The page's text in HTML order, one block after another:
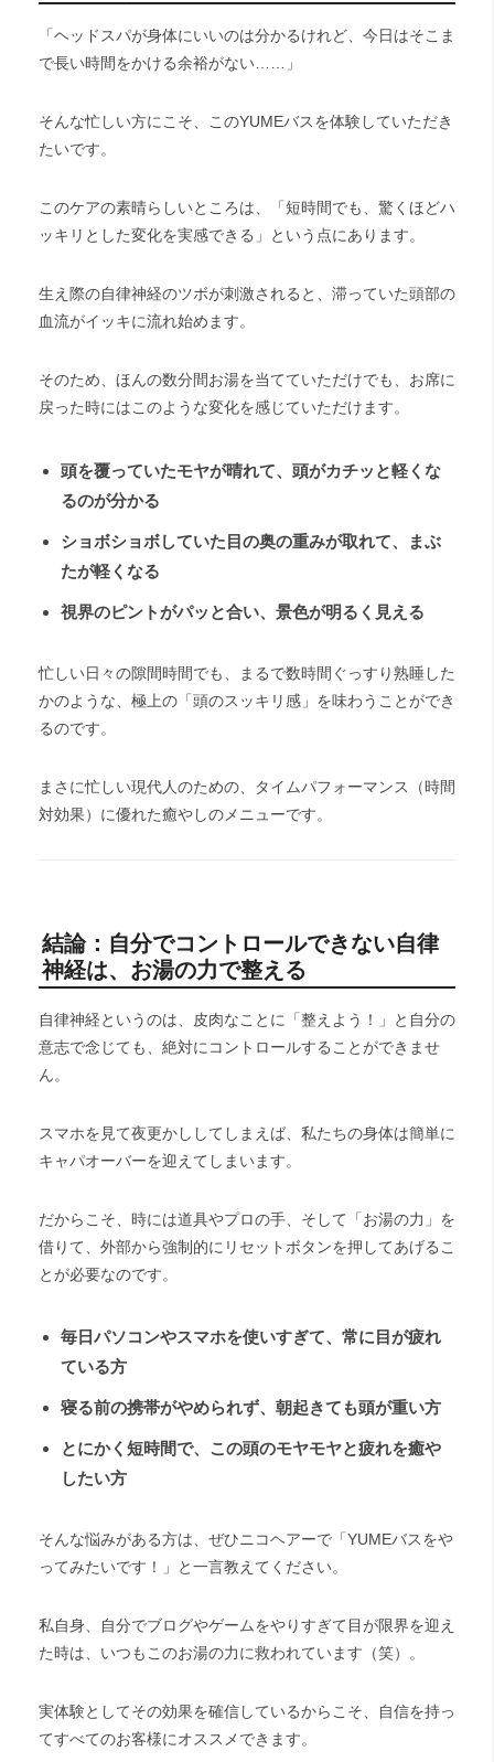
「ヘッドスパが身体にいいのは分かるけれど、今日はそこま
で長い時間をかける余裕がない……」
そんな忙しい方にこそ、このYUMEバスを体験していただき
たいです。
このケアの素晴らしいところは、「短時間でも、驚くほどハ
ッキリとした変化を実感できる」という点にあります。
生え際の自律神経のツボが刺激されると、滞っていた頭部の
血流がイッキに流れ始めます。
そのため、ほんの数分間お湯を当てていただけでも、お席に
戻った時にはこのような変化を感じていただけます。
頭を覆っていたモヤが晴れて、頭がカチッと軽くな
るのが分かる
ショボショボしていた目の奥の重みが取れて、まぶ
たが軽くなる
視界のピントがパッと合い、景色が明るく見える
忙しい日々の隙間時間でも、まるで数時間ぐっすり熟睡した
かのような、極上の「頭のスッキリ感」を味わうことができ
るのです。
まさに忙しい現代人のための、タイムパフォーマンス（時間
対効果）に優れた癒やしのメニューです。
結論：自分でコントロールできない自律
神経は、お湯の力で整える
自律神経というのは、皮肉なことに「整えよう！」と自分の
意志で念じても、絶対にコントロールすることができませ
ん。
スマホを見て夜更かししてしまえば、私たちの身体は簡単に
キャパオーバーを迎えてしまいます。
だからこそ、時には道具やプロの手、そして「お湯の力」を
借りて、外部から強制的にリセットボタンを押してあげるこ
とが必要なのです。
毎日パソコンやスマホを使いすぎて、常に目が疲れ
ている方
寝る前の携帯がやめられず、朝起きても頭が重い方
とにかく短時間で、この頭のモヤモヤと疲れを癒や
したい方
そんな悩みがある方は、ぜひニコヘアーで「YUMEバスをや
ってみたいです！」と一言教えてください。
私自身、自分でブログやゲームをやりすぎて目が限界を迎え
た時は、いつもこのお湯の力に救われています（笑）。
実体験としてその効果を確信しているからこそ、自信を持っ
てすべてのお客様にオススメできます。